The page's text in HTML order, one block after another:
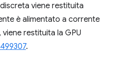
discreta viene restituita
è alimentato a corrente
restituita la GPU
.